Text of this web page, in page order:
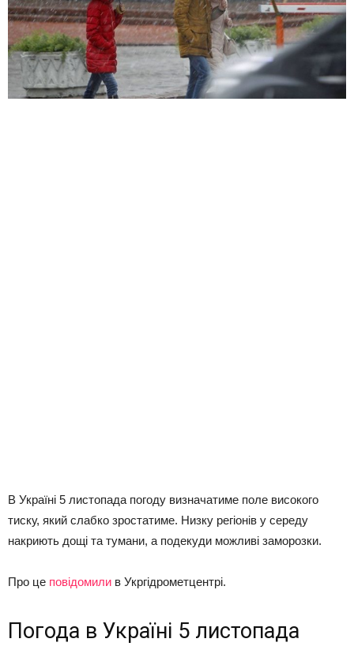
В Україні 5 листопада погоду визначатиме поле високого
тиску, який слабко зростатиме. Низку регіонів у середу
накриють дощі та тумани, а подекуди можливі заморозки.
Про це повідомили в Укргідрометцентрі.
Погода в Україні 5 листопада